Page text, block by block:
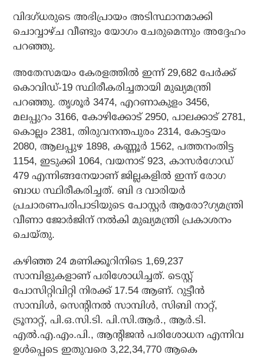
വിദഗ്ധരുടെ അഭിപ്രായം അടിസ്ഥാനമാക്കി
ചൊവ്വാഴ്ച വീണ്ടും യോഗം ചേരുമെന്നും അദ്ദേഹം
പറഞ്ഞു.
അതേസമയം കേരളത്തില്‍ ഇന്ന് 29,682 പേര്‍ക്ക്
കൊവിഡ്-19 സ്ഥിരീകരിച്ചതായി മുഖ്യമന്ത്രി
പറഞ്ഞു. തൃശൂര്‍ 3474, എറണാകുളം 3456,
മലപ്പുറം 3166, കോഴിക്കോട് 2950, പാലക്കാട് 2781,
കൊല്ലം 2381, തിരുവനന്തപുരം 2314, കോട്ടയം
2080, ആലപ്പുഴ 1898, കണ്ണൂര്‍ 1562, പത്തനംതിട്ട
1154, ഇടുക്കി 1064, വയനാട് 923, കാസര്‍ഗോഡ്
479 എന്നിങ്ങനേയാണ് ജില്ലകളില്‍ ഇന്ന് രോഗ
ബാധ സ്ഥിരീകരിച്ചത്. ബി ദ വാരിയര്‍
പ്രചാരണപരിപാടിയുടെ പോസ്റ്റര്‍ ആരോ?ഗ്യമന്ത്രി
വീണാ ജോര്‍ജിന് നല്‍കി മുഖ്യമന്ത്രി പ്രകാശനം
ചെയ്തു.
കഴിഞ്ഞ 24 മണിക്കൂറിനിടെ 1,69,237
സാമ്പിളുകളാണ് പരിശോധിച്ചത്. ടെസ്റ്റ്
പോസിറ്റിവിറ്റി നിരക്ക് 17.54 ആണ്. റുട്ടീന്‍
സാമ്പിള്‍, സെന്റിനല്‍ സാമ്പിള്‍, സിബി നാറ്റ്,
ട്രൂനാറ്റ്, പി.ഒ.സി.ടി. പി.സി.ആര്‍., ആര്‍.ടി.
എല്‍.എ.എം.പി., ആന്റിജന്‍ പരിശോധന എന്നിവ
ഉള്‍പ്പെടെ ഇതുവരെ 3,22,34,770 ആകെ